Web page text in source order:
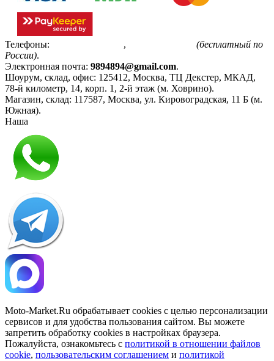
Телефоны: ,
(бесплатный по
России).
Электронная почта: 9894894@gmail.com.
Шоурум, склад, офис: 125412, Москва, ТЦ Декстер, МКАД,
78-й километр, 14, корп. 1, 2-й этаж (м. Ховрино).
Магазин, склад: 117587, Москва, ул. Кировоградская, 11 Б (м.
Южная).
Наша
Moto-Market.Ru обрабатывает сookies с целью персонализации
сервисов и для удобства пользования сайтом. Вы можете
запретить обработку сookies в настройках браузера.
Пожалуйста, ознакомьтесь с политикой в отношении файлов
cookie, пользовательским соглашением и политикой